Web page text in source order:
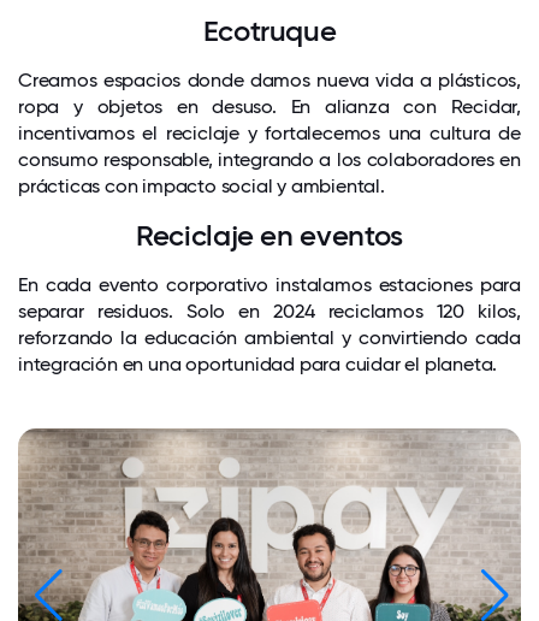
Ecotruque
Creamos espacios donde damos nueva vida a plásticos,
ropa y objetos en desuso. En alianza con Recidar,
incentivamos el reciclaje y fortalecemos una cultura de
consumo responsable, integrando a los colaboradores en
prácticas con impacto social y ambiental.
Reciclaje en eventos
En cada evento corporativo instalamos estaciones para
separar residuos. Solo en 2024 reciclamos 120 kilos,
reforzando la educación ambiental y convirtiendo cada
integración en una oportunidad para cuidar el planeta.